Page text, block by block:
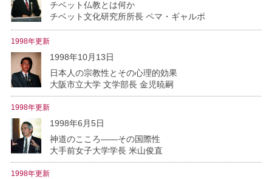
チベット仏教とは何か
チベット文化研究所所長 ペマ・ギャルポ
1998年更新
1998年10月13日
日本人の宗教性とその心理的効果
大阪市立大学 文学部長 金児暁嗣
1998年更新
1998年6月5日
神道のこころ――その国際性
大手前女子大学学長 米山俊直
1998年更新